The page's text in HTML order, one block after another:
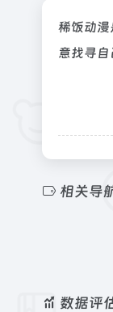
稀饭动
意找寻
相关导
数据评